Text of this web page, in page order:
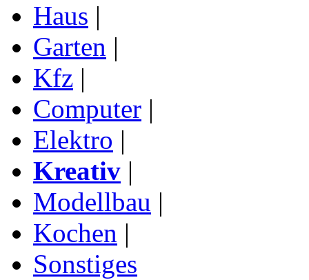
Haus |
Garten |
Kfz |
Computer |
Elektro |
Kreativ |
Modellbau |
Kochen |
Sonstiges